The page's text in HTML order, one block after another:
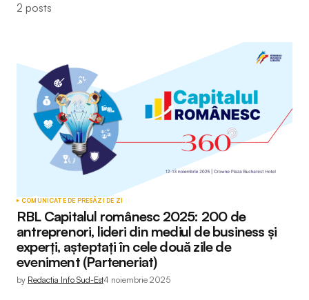
2 posts
COMUNICATE DE PRESĂZI DE ZI
RBL Capitalul românesc 2025: 200 de
antreprenori, lideri din mediul de business și
experți, așteptați în cele două zile de
eveniment (Parteneriat)
by Redactia Info Sud-Est4 noiembrie 2025